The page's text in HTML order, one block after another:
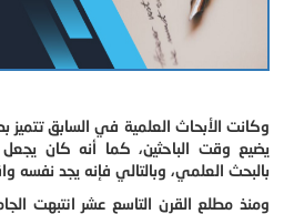
وكانت الأبحاث العلمية في السابق تتميز
يضيع وقت الباحثين، كما أنه كان يجعل
بالبحث العلمي، وبالتالي فإنه يجد نفسه
ومنذ مطلع القرن التاسع عشر انتبهت